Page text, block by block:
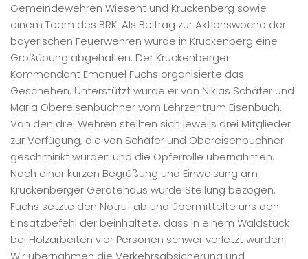
Gemeindewehren Wiesent und Kruckenberg sowie
einem Team des BRK. Als Beitrag zur Aktionswoche der
bayerischen Feuerwehren wurde in Kruckenberg eine
Großübung abgehalten. Der Kruckenberger
Kommandant Emanuel Fuchs organisierte das
Geschehen. Unterstützt wurde er von Niklas Schäfer und
Maria Obereisenbuchner vom Lehrzentrum Eisenbuch.
Von den drei Wehren stellten sich jeweils drei Mitglieder
zur Verfügung, die von Schäfer und Obereisenbuchner
geschminkt wurden und die Opferrolle übernahmen.
Nach einer kurzen Begrüßung und Einweisung am
Kruckenberger Gerätehaus wurde Stellung bezogen.
Fuchs setzte den Notruf ab und übermittelte uns den
Einsatzbefehl der beinhaltete, dass in einem Waldstück
bei Holzarbeiten vier Personen schwer verletzt wurden.